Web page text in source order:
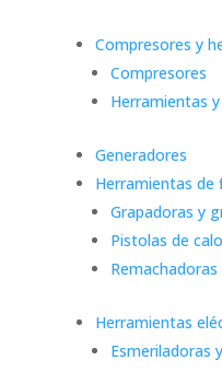
Compresores y
Compresores
Herramientas
Generadores
Herramientas de
Grapadoras y
Pistolas de
Herramientas
Esmeriladoras